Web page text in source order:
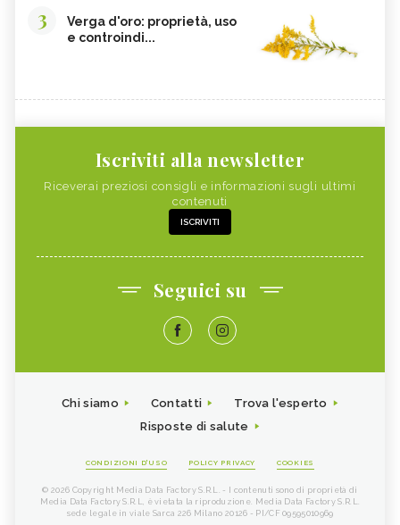
3
Verga d'oro: proprietà, uso
e controindi...
Iscriviti alla newsletter
Riceverai preziosi consigli e informazioni sugli ultimi
contenuti
ISCRIVITI
Seguici su
Chi siamo Contatti
Trova l'esperto
Risposte di salute
CONDIZIONI D'USO POLICY PRIVACY COOKIES
© 2026 Copyright Media Data Factory S.R.L. - I contenuti sono di proprietà di
Media Data Factory S.R.L, è vietata la riproduzione. Media Data Factory S.R.L.
sede legale in viale Sarca 226 Milano 20126 - PI/CF 09595010969